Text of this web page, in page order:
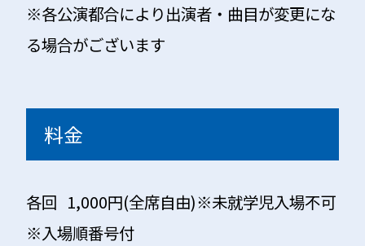
※各公演都合により出演者・曲目が変更にな
る場合がございます
料金
各回 1,000円(全席自由)※未就学児入場不可
※入場順番号付